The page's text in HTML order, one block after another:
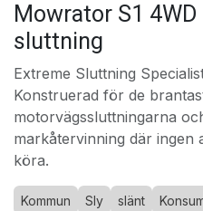
Mowrator S1
sluttning
Extreme Sluttning
Konstruerad för de
motorvägssluttningarna
markåtervinning där ingen
köra.
Kommun Sly slänt